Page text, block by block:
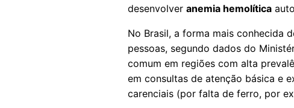
desenvolver anemia hemolítica
No Brasil, a forma mais conhecida
pessoas, segundo dados do
comum em regiões com alta
em consultas de atenção básica e
carenciais (por falta de ferro, por